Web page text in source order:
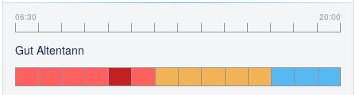
06:30 20:00
Gut Altentann